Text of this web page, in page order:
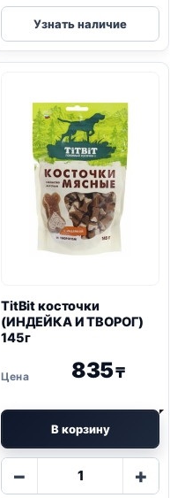
TitBit
сервелат
Узнать наличие
TitBit косточки
(ИНДЕЙКА И ТВОРОГ)
145г
835₸
В корзину
−
Количество
+